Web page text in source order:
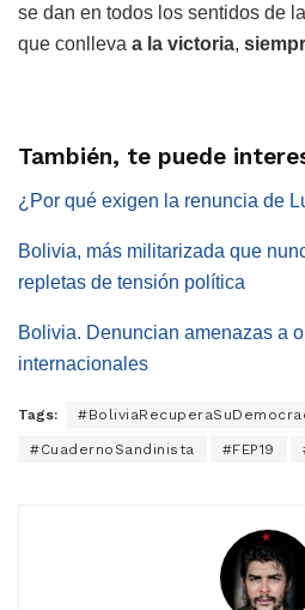
se dan en todos los sentidos de
que conlleva a la victoria,
También, te puede
¿Por qué exigen la renuncia de
Bolivia, más militarizada que
repletas de tensión política
Bolivia. Denuncian amenazas a
internacionales
Tags:
#CuadernoSandinista #FEP19